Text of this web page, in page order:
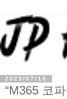
2023/07/15
“M365 코